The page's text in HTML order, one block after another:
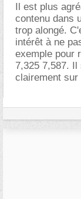
Il est plus
contenu dans
trop alongé.
intérêt à ne
exemple pour
7,325 7,587.
clairement sur